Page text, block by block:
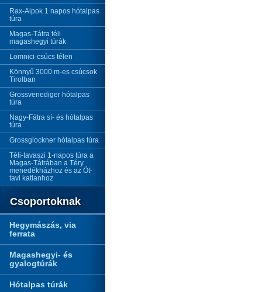
Rax-Alpok 1 napos hótalpas
túra
Magas-Tátra téli
magashegyi túrák
Lomnici-csúcs télen
Könnyű 3000 m-es csúcsok
Tirolban
Grossvenediger hótalpas
túra
Nagy-Fátra sí- és hótalpas
túra
Grossglockner hótalpas túra
Téli-tavaszi 1-napos túra a
Magas-Tátrában a Téry
menedékházhoz és az Öt-
tavi katlanhoz
Csoportoknak
Hegymászás, via
ferrata
Magashegyi- és
gyalogtúrák
Hótalpas túrák